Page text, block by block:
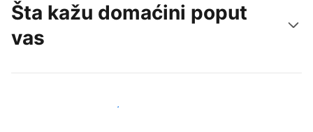
Šta kažu domaćini poput
vas
Pridružite se domaćinima poput vas